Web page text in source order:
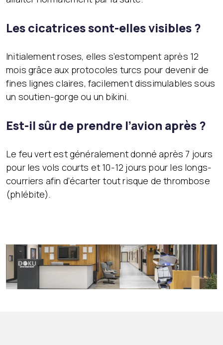
Les cicatrices sont-elles visibles ?
Initialement roses, elles s’estompent après 12
mois grâce aux protocoles turcs pour devenir de
fines lignes claires, facilement dissimulables sous
un soutien-gorge ou un bikini.
Est-il sûr de prendre l’avion après ?
Le feu vert est généralement donné après 7 jours
pour les vols courts et 10-12 jours pour les longs-
courriers afin d’écarter tout risque de thrombose
(phlébite).